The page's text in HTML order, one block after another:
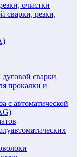
очистки
сварки, резки,
сварки
прокалки и
с автоматической